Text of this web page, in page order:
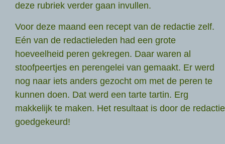
deze rubriek verder gaan invullen.
Voor deze maand een recept van de redactie zelf.
Eén van de redactieleden had een grote
hoeveelheid peren gekregen. Daar waren al
stoofpeertjes en perengelei van gemaakt. Er werd
nog naar iets anders gezocht om met de peren te
kunnen doen. Dat werd een tarte tartin. Erg
makkelijk te maken. Het resultaat is door de redactie
goedgekeurd!